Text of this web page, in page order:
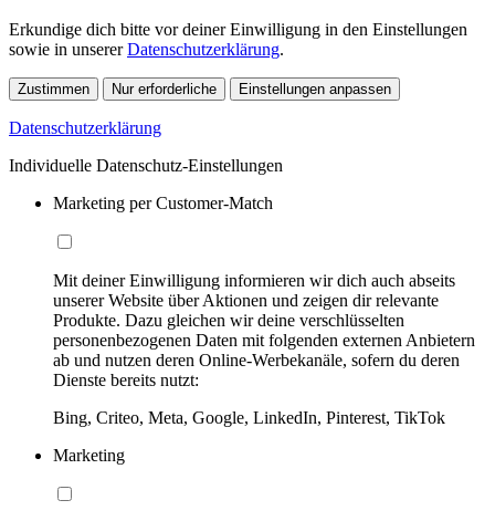
Erkundige dich bitte vor deiner Einwilligung in den Einstellungen
sowie in unsererDatenschutzerklärung.
Zustimmen Nur erforderliche Einstellungen anpassen
Datenschutzerklärung
Individuelle Datenschutz-Einstellungen
Marketing per Customer-Match
Mit deiner Einwilligung informieren wir dich auch abseits
unserer Website über Aktionen und zeigen dir relevante
Produkte. Dazu gleichen wir deine verschlüsselten
personenbezogenen Daten mit folgenden externen Anbietern
ab und nutzen deren Online-Werbekanäle, sofern du deren
Dienste bereits nutzt:
Bing, Criteo, Meta, Google, LinkedIn, Pinterest, TikTok
Marketing